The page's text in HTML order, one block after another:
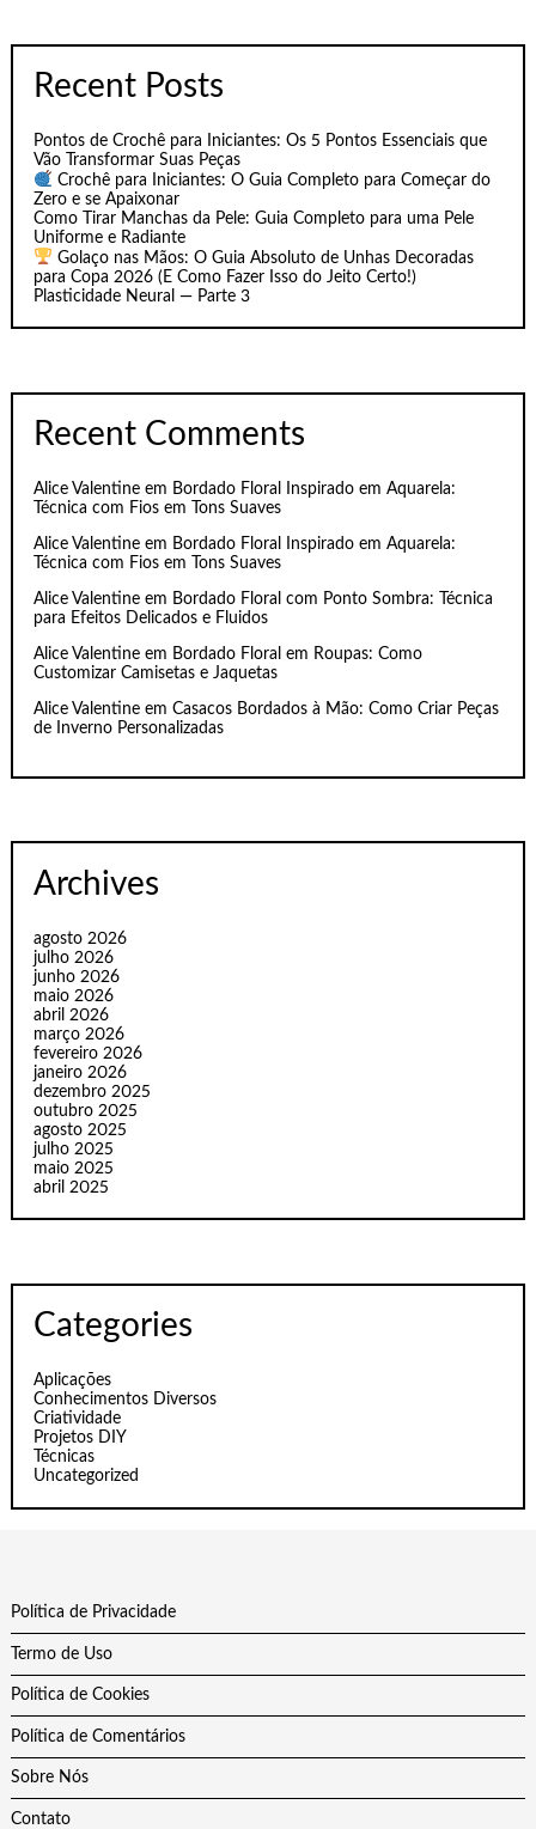
Recent Posts
Pontos de Crochê para Iniciantes: Os 5 Pontos Essenciais que
Vão Transformar Suas Peças
Crochê para Iniciantes: O Guia Completo para Começar do
Zero e se Apaixonar
Como Tirar Manchas da Pele: Guia Completo para uma Pele
Uniforme e Radiante
Golaço nas Mãos: O Guia Absoluto de Unhas Decoradas
para Copa 2026 (E Como Fazer Isso do Jeito Certo!)
Plasticidade Neural — Parte 3
Recent Comments
Alice Valentine em Bordado Floral Inspirado em Aquarela:
Técnica com Fios em Tons Suaves
Alice Valentine em Bordado Floral Inspirado em Aquarela:
Técnica com Fios em Tons Suaves
Alice Valentine em Bordado Floral com Ponto Sombra: Técnica
para Efeitos Delicados e Fluidos
Alice Valentine em Bordado Floral em Roupas: Como
Customizar Camisetas e Jaquetas
Alice Valentine emCasacos Bordados à Mão: Como Criar Peças
de Inverno Personalizadas
Archives
agosto 2026
julho 2026
junho 2026
maio 2026
abril 2026
março 2026
fevereiro 2026
janeiro 2026
dezembro 2025
outubro 2025
agosto 2025
julho 2025
maio 2025
abril 2025
Categories
Aplicações
Conhecimentos Diversos
Criatividade
Projetos DIY
Técnicas
Uncategorized
Política de Privacidade
Termo de Uso
Política de Cookies
Política de Comentários
Sobre Nós
Contato